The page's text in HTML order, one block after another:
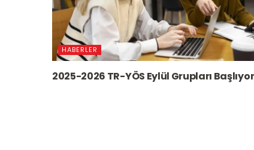
HABERLER
2025-2026 TR-YÖS Eylül Grupları